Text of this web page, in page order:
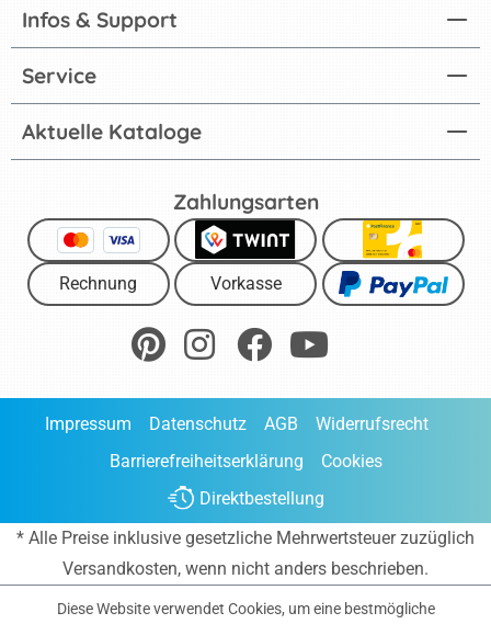
Aktuelle Kataloge
Infos & Support
Service
Zahlungsarten
Rechnung Vorkasse
Impressum Datenschutz AGB
Widerrufsrecht
Barrierefreiheitserklärung
Cookies
Direktbestellung
* Alle Preise inklusive gesetzliche Mehrwertsteuer zuzüglich
Versandkosten, wenn nicht anders beschrieben.
Diese Website verwendet Cookies, um eine bestmögliche